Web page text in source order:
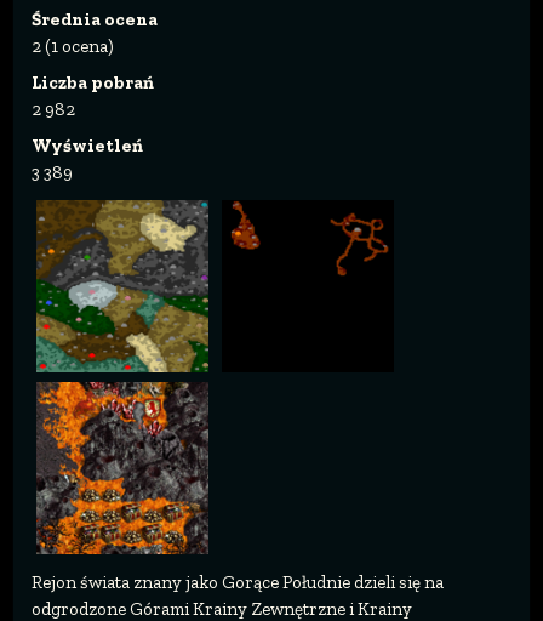
Średnia ocena
2 (1 ocena)
Liczba pobrań
2 982
Wyświetleń
3 389
Rejon świata znany jako Gorące Południe dzieli się na
odgrodzone Górami Krainy Zewnętrzne i Krainy